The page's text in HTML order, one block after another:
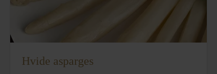
Hvide asparges